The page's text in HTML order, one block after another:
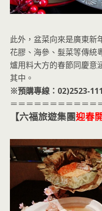
此外，盆菜向來是廣東新
花膠、海參、髮菜等傳統
爐用料大方的春節同慶意
其中。
※預購專線：02)2523-
＝＝＝＝＝＝＝＝＝＝＝
【六福旅遊集團迎春